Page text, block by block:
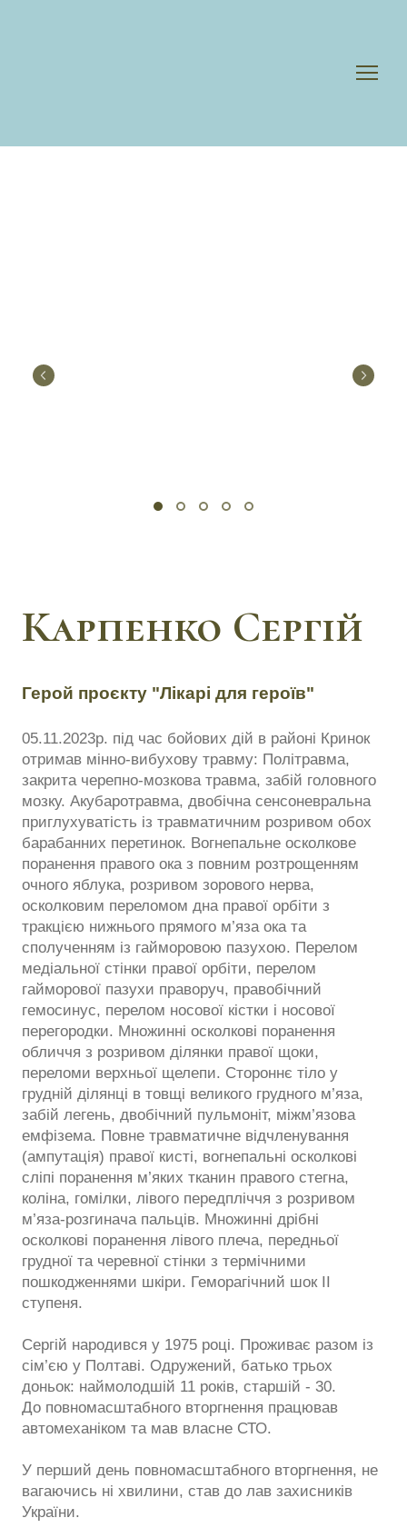
Карпенко Сергій
Герой проєкту "Лікарі для героїв"
05.11.2023р. під час бойових дій в районі Кринок
отримав мінно-вибухову травму: Політравма,
закрита черепно-мозкова травма, забій головного
мозку. Акубаротравма, двобічна сенсоневральна
приглухуватість із травматичним розривом обох
барабанних перетинок. Вогнепальне осколкове
поранення правого ока з повним розтрощенням
очного яблука, розривом зорового нерва,
осколковим переломом дна правої орбіти з
тракцією нижнього прямого м’яза ока та
сполученням із гайморовою пазухою. Перелом
медіальної стінки правої орбіти, перелом
гайморової пазухи праворуч, правобічний
гемосинус, перелом носової кістки і носової
перегородки. Множинні осколкові поранення
обличчя з розривом ділянки правої щоки,
переломи верхньої щелепи. Стороннє тіло у
грудній ділянці в товщі великого грудного м’яза,
забій легень, двобічний пульмоніт, міжм’язова
емфізема. Повне травматичне відчленування
(ампутація) правої кисті, вогнепальні осколкові
сліпі поранення м’яких тканин правого стегна,
коліна, гомілки, лівого передпліччя з розривом
м’яза-розгинача пальців. Множинні дрібні
осколкові поранення лівого плеча, передньої
грудної та черевної стінки з термічними
пошкодженнями шкіри. Геморагічний шок ІІ
ступеня.
Сергій народився у 1975 році. Проживає разом із
сім’єю у Полтаві. Одружений, батько трьох
доньок: наймолодшій 11 років, старшій - 30.
До повномасштабного вторгнення працював
автомеханіком та мав власне СТО.
У перший день повномасштабного вторгнення, не
вагаючись ні хвилини, став до лав захисників
України.